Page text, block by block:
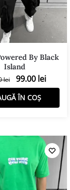
By Black
Island
lei 99.00 lei
ÎN COȘ